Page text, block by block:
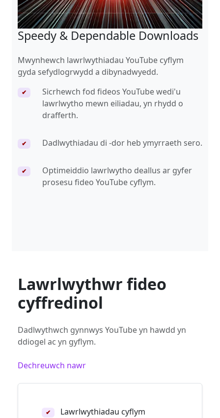
Speedy & Dependable Downloads
Mwynhewch lawrlwythiadau YouTube cyflym
gyda sefydlogrwydd a dibynadwyedd.
✔
Sicrhewch fod fideos YouTube wedi'u
lawrlwytho mewn eiliadau, yn rhydd o
drafferth.
✔ Dadlwythiadau di -dor heb ymyrraeth sero.
✔
Optimeiddio lawrlwytho deallus ar gyfer
prosesu fideo YouTube cyflym.
Lawrlwythwr fideo
cyffredinol
Dadlwythwch gynnwys YouTube yn hawdd yn
ddiogel ac yn gyflym.
Dechreuwch nawr
✔ Lawrlwythiadau cyflym